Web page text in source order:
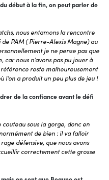
début à la fin, on peut parler de
nous entamons la rencontre
PAM ( Pierre-Alexis Magne) au
je ne pense pas que
car nous n’avons pas pu jouer à
reste malheureusement
l’on a produit un peu plus de jeu !
de la confiance avant le défi
sous la gorge, donc en
de bien : il va falloir
défensive, que nous avons
correctement cette grosse